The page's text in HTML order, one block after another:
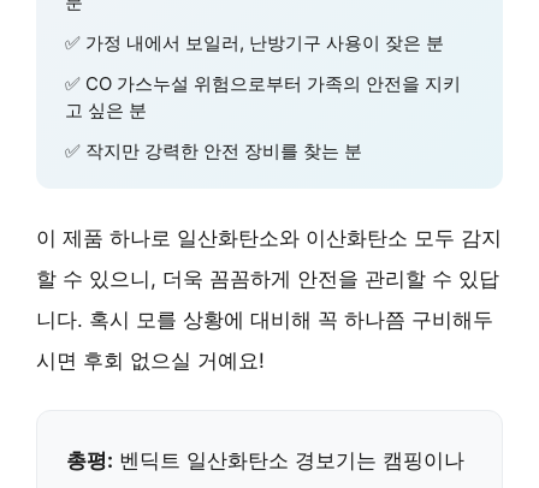
✅ 가정 내에서 보일러, 난방기구 사용이 잦은 분
✅ CO 가스누설 위험으로부터 가족의 안전을 지키
고 싶은 분
✅ 작지만 강력한 안전 장비를 찾는 분
이 제품 하나로 일산화탄소와 이산화탄소 모두 감지
할 수 있으니, 더욱 꼼꼼하게 안전을 관리할 수 있답
니다. 혹시 모를 상황에 대비해 꼭 하나쯤 구비해두
시면 후회 없으실 거예요!
총평: 벤딕트 일산화탄소 경보기는 캠핑이나